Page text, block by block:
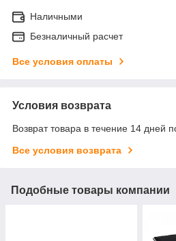
Наличными
Безналичный расчет
Все условия оплаты
Условия возврата
Возврат товара в течение 14 дней
Все условия возврата
Подобные товары компании